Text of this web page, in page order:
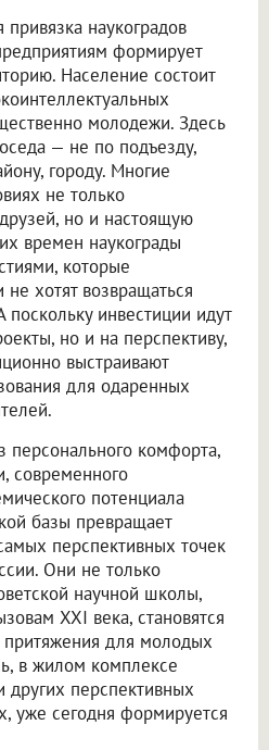
привязка наукоградов
формирует
Население состоит
молодежи. Здесь
— не по подъезду,
городу. Многие
не только
но и настоящую
времен наукограды
которые
хотят возвращаться
инвестиции идут
но и на перспективу,
выстраивают
для одаренных
персонального комфорта,
современного
потенциала
базы превращает
перспективных точек
Они не только
научной школы,
XXI века, становятся
для молодых
в жилом комплексе
других перспективных
уже сегодня формируется